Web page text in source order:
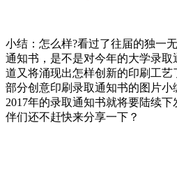
小结：怎么样?看过了往届的独一
通知书，是不是对今年的大学录
道又将涌现出怎样创新的印刷工
部分创意印刷录取通知书的图片小
2017年的录取通知书就将要陆续
伴们还不赶快来分享一下？